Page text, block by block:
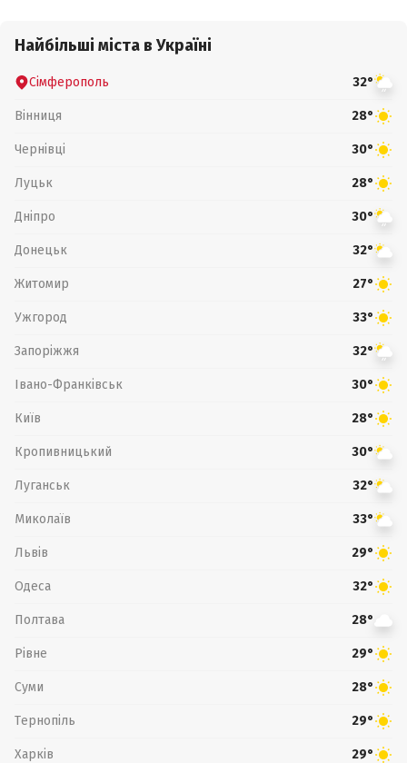
Найбільші міста в Україні
Сімферополь 32°
Вінниця 28°
Чернівці 30°
Луцьк 28°
Дніпро 30°
Донецьк 32°
Житомир 27°
Ужгород 33°
Запоріжжя 32°
Івано-Франківськ 30°
Київ 28°
Кропивницький 30°
Луганськ 32°
Миколаїв 33°
Львів 29°
Одеса 32°
Полтава 28°
Рівне 29°
Суми 28°
Тернопіль 29°
Харків 29°